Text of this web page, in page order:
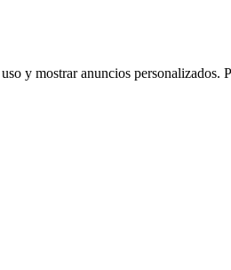
y mostrar anuncios personalizados.